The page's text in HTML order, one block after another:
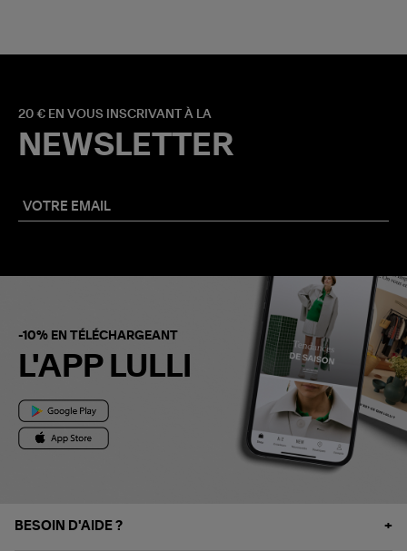
20 € EN VOUS INSCRIVANT À LA
NEWSLETTER
-10% EN TÉLÉCHARGEANT
L'APP LULLI
BESOIN D'AIDE ?